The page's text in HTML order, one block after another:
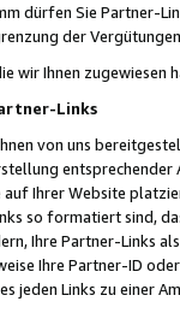
dürfen Sie Partner-
der
wir Ihnen zugewiesen
Links
von uns
Ihrer Website
so formatiert sind,
Ihre Partner-Links
Ihre Partner-ID
jeden Links zu einer